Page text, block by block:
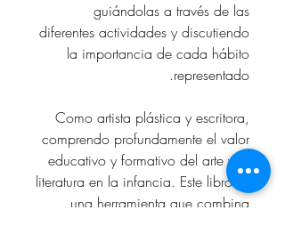
guiándolas a través de las
diferentes actividades y discutiendo
la importancia de cada hábito
representado.
Como artista plástica y escritora,
comprendo profundamente el valor
educativo y formativo del arte y la
literatura en la infancia. Este libro es
una herramienta que combina